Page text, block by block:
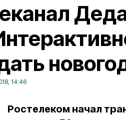
14:46
Ростелеком начал